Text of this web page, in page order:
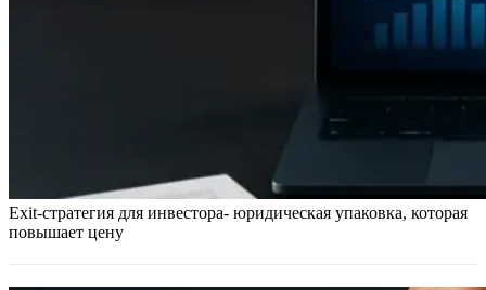
Exit-стратегия для инвестора- юридическая упаковка, которая
повышает цену